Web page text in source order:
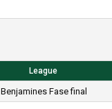
League
Benjamines Fase final